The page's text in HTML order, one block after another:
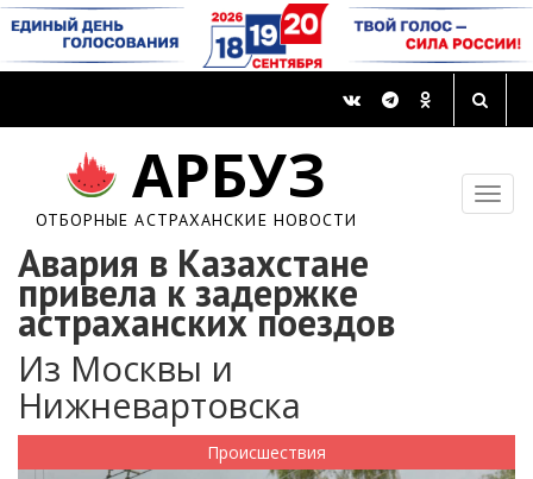
АРБУЗ
ОТБОРНЫЕ АСТРАХАНСКИЕ НОВОСТИ
Авария в Казахстане
привела к задержке
астраханских поездов
Из Москвы и
Нижневартовска
Происшествия